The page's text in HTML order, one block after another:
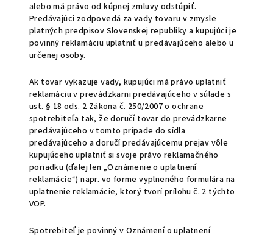
alebo má právo od kúpnej zmluvy odstúpiť.
Predávajúci zodpovedá za vady tovaru v zmysle
platných predpisov Slovenskej republiky a kupujúci je
povinný reklamáciu uplatniť u predávajúceho alebo u
určenej osoby.
Ak tovar vykazuje vady, kupujúci má právo uplatniť
reklamáciu v prevádzkarni predávajúceho v súlade s
ust. § 18 ods. 2 Zákona č. 250/2007 o ochrane
spotrebiteľa tak, že doručí tovar do prevádzkarne
predávajúceho v tomto prípade do sídla
predávajúceho a doručí predávajúcemu prejav vôle
kupujúceho uplatniť si svoje právo reklamačného
poriadku (ďalej len „Oznámenie o uplatnení
reklamácie“) napr. vo forme vyplneného formulára na
uplatnenie reklamácie, ktorý tvorí prílohu č. 2 týchto
VOP.
Spotrebiteľ je povinný v Oznámení o uplatnení